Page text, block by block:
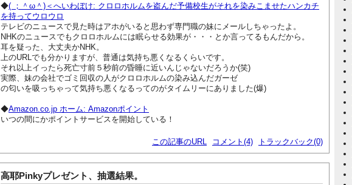
◆( ；＾ω＾)＜へいわぼけ: クロロホルムを盗んだ予備校生がそれを染みこませたハンカチ
を持ってウロウロ
テレビのニュースで見た時はアホがいると思わず専門職の妹にメールしちゃったよ。
NHKのニュースでもクロロホルムには眠らせる効果が・・・とか言ってるもんだから。
耳を疑った、大丈夫かNHK。
上のURLでも分かりますが、普通は気持ち悪くなるくらいです。
それ以上イったら死亡寸前５秒前の昏睡に近いんじゃないだろうか(笑)
実際、妹の会社でゴミ回収の人がクロロホルムの染み込んだガーゼ
の匂いを吸っちゃって気持ち悪くなるってのがタイムリーにありました(爆)
◆Amazon.co.jp ホーム: Amazonポイント
いつの間にかポイントサービスを開始している！
この記事のURL コメント(4) トラックバック(0)
高耶Pinkyプレゼント、抽選結果。